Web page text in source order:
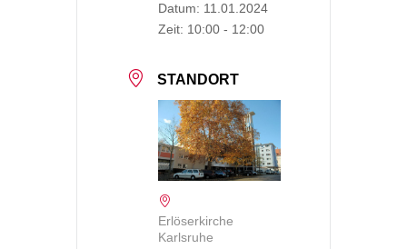
Datum: 11.01.2024
Zeit: 10:00 - 12:00
STANDORT
Erlöserkirche
Karlsruhe